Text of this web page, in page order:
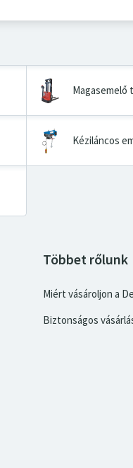
Magasemelő
Kéziláncos
Többet rőlunk
Miért vásároljon a
Biztonságos